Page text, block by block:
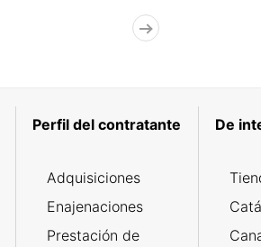
Perfil del contratante
Adquisiciones
Enajenaciones
Prestación de
De